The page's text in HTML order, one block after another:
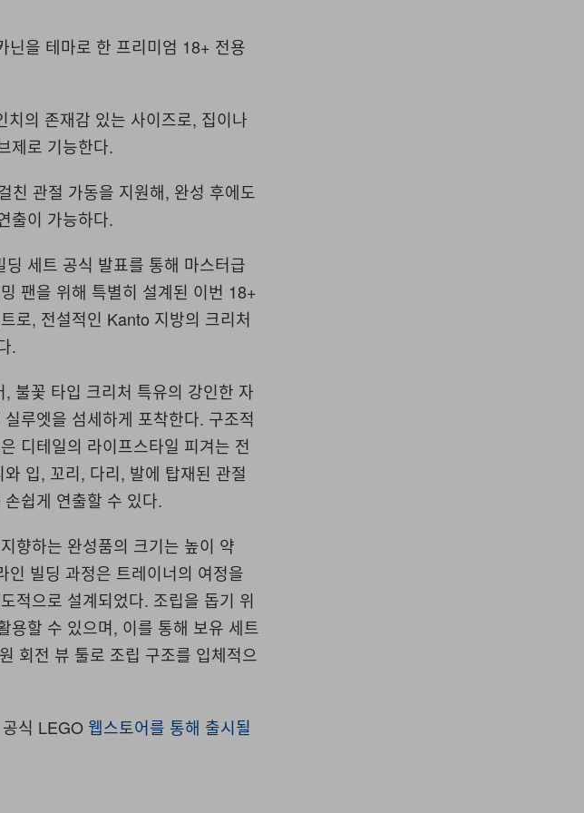
을 테마로 한 프리미엄 18+ 전용
의 존재감 있는 사이즈로, 집이나
제로 기능한다.
친 관절 가동을 지원해, 완성 후에도
출이 가능하다.
세트 공식 발표를 통해 마스터급
팬을 위해 특별히 설계된 이번 18+
로, 전설적인 Kanto 지방의 크리처
.
불꽃 타입 크리처 특유의 강인한 자
루엣을 섬세하게 포착한다. 구조적
디테일의 라이프스타일 피겨는 전
입, 꼬리, 다리, 발에 탑재된 관절
쉽게 연출할 수 있다.
향하는 완성품의 크기는 높이 약
빌딩 과정은 트레이너의 여정을
적으로 설계되었다. 조립을 돕기 위
용할 수 있으며, 이를 통해 보유 세트
회전 뷰 툴로 조립 구조를 입체적으
식 LEGO 웹스토어를 통해 출시될